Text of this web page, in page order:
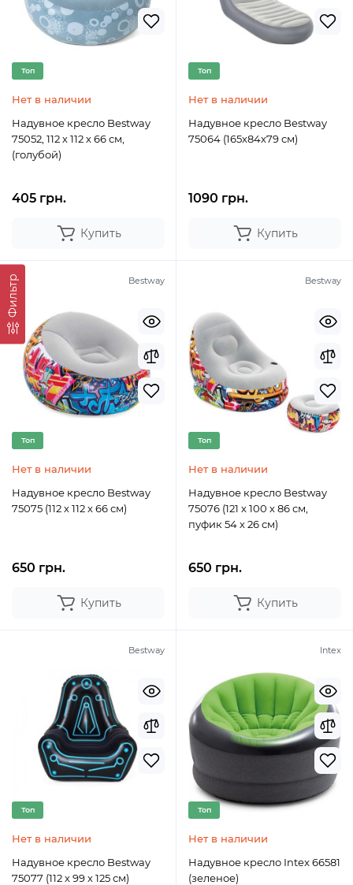
Фильтр
Топ
Нет в наличии
Надувное кресло Bestway
75052, 112 х 112 х 66 см,
(голубой)
405 грн.
Купить
Топ
Нет в наличии
Надувное кресло Bestway
75064 (165х84х79 см)
1090 грн.
Купить
Bestway
Топ
Нет в наличии
Надувное кресло Bestway
75075 (112 х 112 х 66 см)
650 грн.
Купить
Bestway
Топ
Нет в наличии
Надувное кресло Bestway
75076 (121 х 100 х 86 см,
пуфик 54 х 26 см)
650 грн.
Купить
Bestway
Топ
Нет в наличии
Надувное кресло Bestway
75077 (112 х 99 х 125 см)
Intex
Топ
Нет в наличии
Надувное кресло Intex 66581
(зеленое)